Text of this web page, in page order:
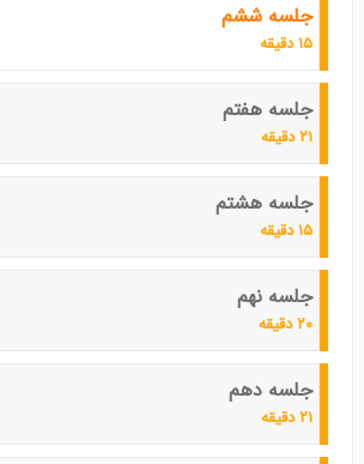
جلسه ششم
۱۵ دقیقه
جلسه هفتم
۲۱ دقیقه
جلسه هشتم
۱۵ دقیقه
جلسه نهم
۲۰ دقیقه
جلسه دهم
۲۱ دقیقه